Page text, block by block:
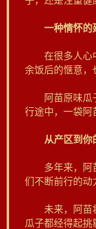
一种情怀的
在很多人心中
余饭后的惬意，
阿苗原味瓜子
行途中，一袋阿
从产区到你
多年来，阿苗
们不断前行的动
未来，阿苗将
瓜子都经得起挑